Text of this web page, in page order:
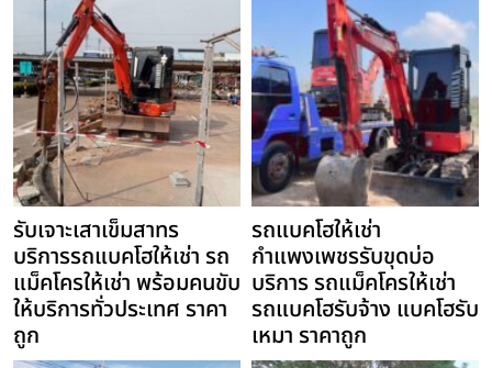
รับเจาะเสาเข็มสาทร
บริการรถแบคโฮให้เช่า รถ
แม็คโครให้เช่า พร้อมคนขับ
ให้บริการทั่วประเทศ ราคา
ถูก
รถแบคโฮให้เช่า
กำแพงเพชรรับขุดบ่อ
บริการ รถแม็คโครให้เช่า
รถแบคโฮรับจ้าง แบคโฮรับ
เหมา ราคาถูก